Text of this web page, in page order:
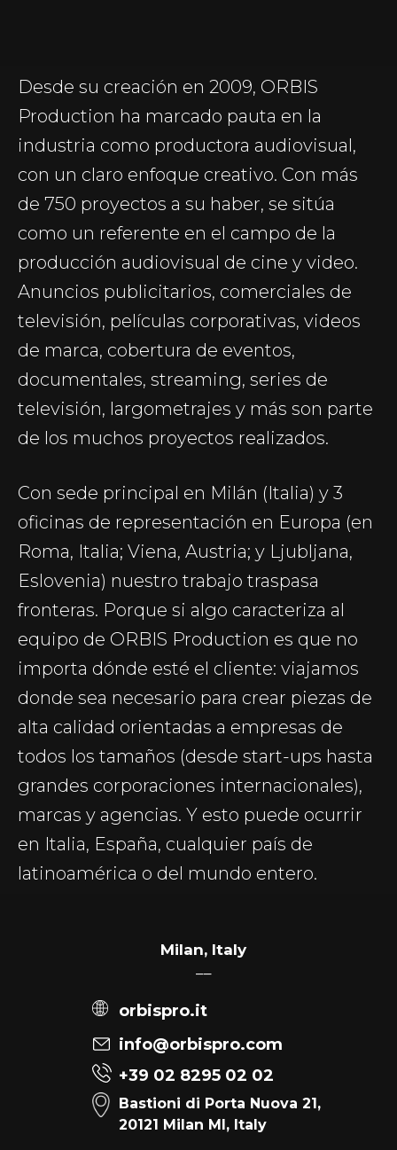
Desde su creación en 2009, ORBIS
Production ha marcado pauta en la
industria como productora audiovisual,
con un claro enfoque creativo. Con más
de 750 proyectos a su haber, se sitúa
como un referente en el campo de la
producción audiovisual de cine y video.
Anuncios publicitarios, comerciales de
televisión, películas corporativas, videos
de marca, cobertura de eventos,
documentales, streaming, series de
televisión, largometrajes y más son parte
de los muchos proyectos realizados.
Con sede principal en Milán (Italia) y 3
oficinas de representación en Europa (en
Roma, Italia; Viena, Austria; y Ljubljana,
Eslovenia) nuestro trabajo traspasa
fronteras. Porque si algo caracteriza al
equipo de ORBIS Production es que no
importa dónde esté el cliente: viajamos
donde sea necesario para crear piezas de
alta calidad orientadas a empresas de
todos los tamaños (desde start-ups hasta
grandes corporaciones internacionales),
marcas y agencias. Y esto puede ocurrir
en Italia, España, cualquier país de
latinoamérica o del mundo entero.
Milan, Italy
––
orbispro.it
+39 02 8295 02 02
Bastioni di Porta Nuova 21,
20121 Milan MI, Italy
info@orbispro.com